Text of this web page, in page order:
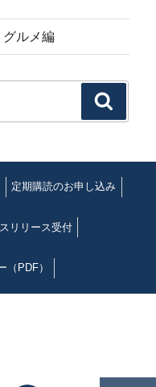
グルメ編
索
定期購読のお申し込み
リリース受付
（PDF）